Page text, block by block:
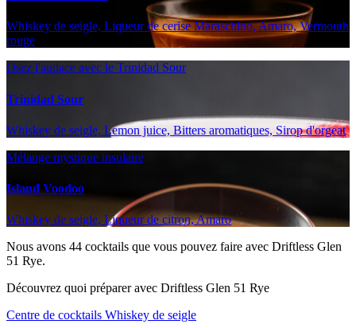
Whiskey de seigle, Liqueur de cerise Maraschino, Amaro, Vermouth
rouge
Osez l'audace avec le Trinidad Sour
Trinidad Sour
Whiskey de seigle, Lemon juice, Bitters aromatiques, Sirop d'orgeat
Mélange mystique insulaire
Island Voodoo
Whiskey de seigle, Liqueur de citron, Amaro
Nous avons 44 cocktails que vous pouvez faire avec Driftless Glen
51 Rye.
Découvrez quoi préparer avec Driftless Glen 51 Rye
Centre de cocktails Whiskey de seigle